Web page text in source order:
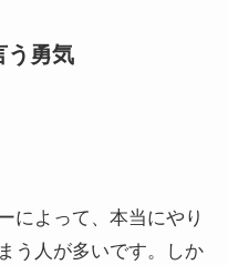
う勇気
によって、本当にやり
う人が多いです。しか